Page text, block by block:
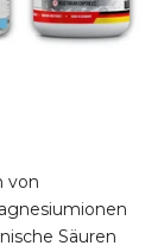
von
Säuren